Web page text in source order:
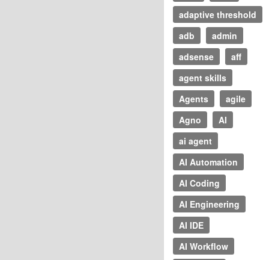
adaptive threshold
adb
admin
adsense
aff
agent skills
Agents
agile
Agno
AI
ai agent
AI Automation
AI Coding
AI Engineering
AI IDE
AI Workflow